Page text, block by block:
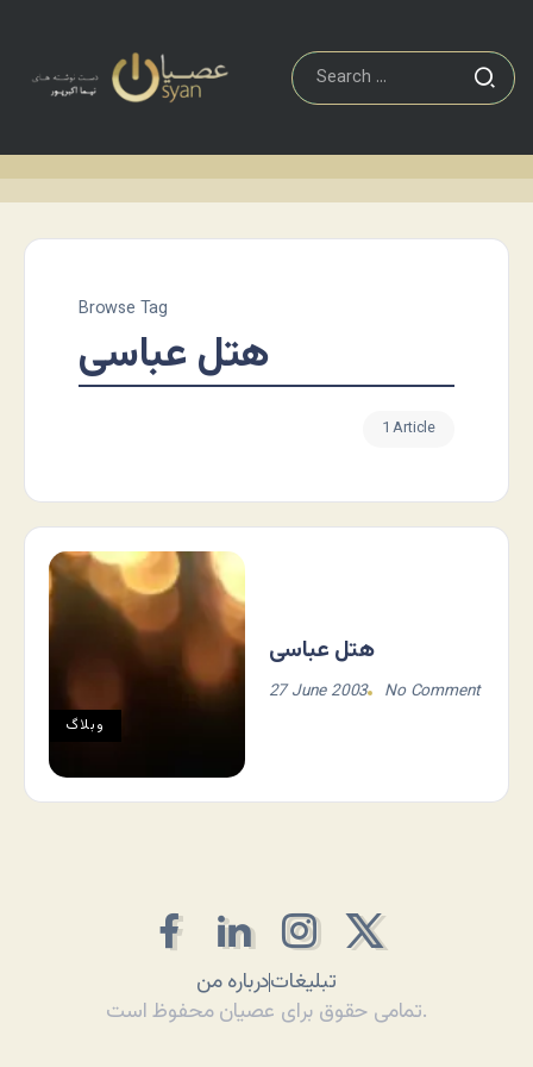
Browse Tag
هتل عباسی
1 Article
وبلاگ
هتل عباسی
27 June 2003 No Comment
درباره منتبلیغات
تمامی حقوق برای عصیان محفوظ است.